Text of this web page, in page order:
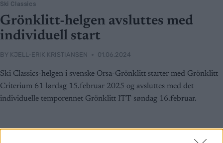
Ski Classics
Grönklitt-helgen avsluttes med
individuell start
BY KJELL-ERIK KRISTIANSEN 01.06.2024
Ski Classics-helgen i svenske Orsa-Grönklitt starter med Grönklitt
Criterium 61 lørdag 15.februar 2025 og avsluttes med det
individuelle temporennet Grönklitt ITT søndag 16.februar.